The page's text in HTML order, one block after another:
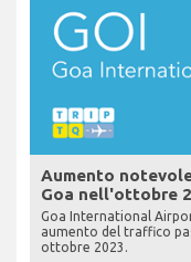
Aumento
Goa nell'ottobre
Goa International
aumento del traffico
ottobre 2023.